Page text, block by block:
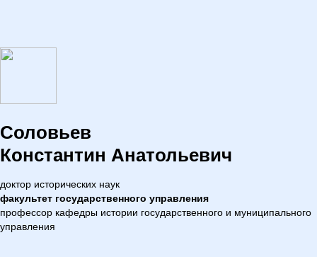
Соловьев
Константин Анатольевич
доктор исторических наук
факультет государственного управления
профессор кафедры истории государственного и муниципального
управления